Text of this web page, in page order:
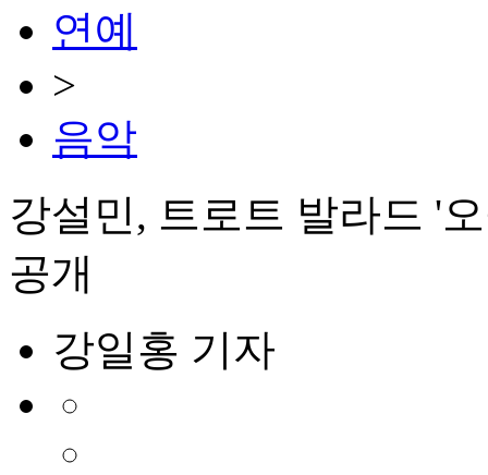
연예
>
음악
강설민, 트로트 발라드 '
공개
강일홍 기자